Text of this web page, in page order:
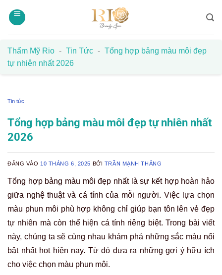
qua
Thẩm Mỹ Rio - Tin Tức - Tổng hợp bảng màu môi đẹp
tự nhiên nhất 2026
Tin tức
Tổng hợp bảng màu môi đẹp tự nhiên nhất
2026
ĐĂNG VÀO 10 THÁNG 6, 2025 BỞI TRẦN MẠNH THẮNG
Tổng hợp bảng màu môi đẹp nhất là sự kết hợp hoàn hảo
giữa nghệ thuật và cá tính của mỗi người. Việc lựa chọn
màu phun môi phù hợp không chỉ giúp bạn tôn lên vẻ đẹp
tự nhiên mà còn thể hiện cá tính riêng biệt. Trong bài viết
này, chúng ta sẽ cùng nhau khám phá những sắc màu nổi
bật nhất hot hiện nay. Từ đó đưa ra những gợi ý hữu ích
cho việc chọn màu phun môi.